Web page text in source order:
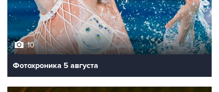
10
Фотохроника 5 августа